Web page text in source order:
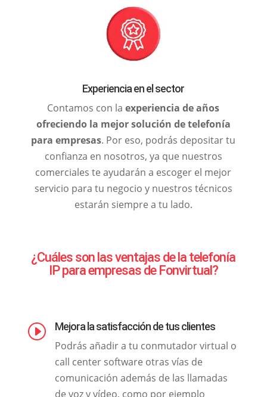
Experiencia en el sector
Contamos con laexperiencia de años
ofreciendo la mejor solución de telefonía
para empresas. Por eso, podrás depositar tu
confianza en nosotros, ya que nuestros
comerciales te ayudarán a escoger el mejor
servicio para tu negocio y nuestros técnicos
estarán siempre a tu lado.
¿Cuáles son las ventajas de la telefonía
IP para empresas de Fonvirtual?
I Mejora la satisfacción de tus clientes
Podrás añadir a tu conmutador virtual o
call center software otras vías de
comunicación además de las llamadas
de voz y vídeo, como por ejemplo